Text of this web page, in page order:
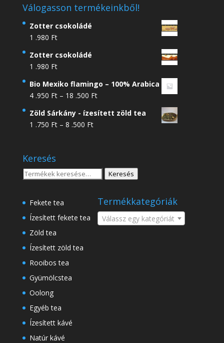
Válogasson termékeinkből!
Zotter csokoládé
1 .980 Ft
Zotter csokoládé
1 .980 Ft
Bio Mexiko flamingo – 100% Arabica
4 .950 Ft – 18 .500 FtÁrtartomány:
.950 Ft
Zöld Sárkány - ízesített zöld tea
1 .750 Ft – 8 .500 FtÁrtartomány:
8
.500 Ft
Keresés
Keresés
Keresés
Fekete tea
Ízesített fekete tea
Zöld tea
Ízesített zöld tea
Rooibos tea
Gyümölcstea
Oolong
Egyéb tea
Ízesített kávé
Natúr kávé
Termékkategóriák
Válassz egy kategóriát